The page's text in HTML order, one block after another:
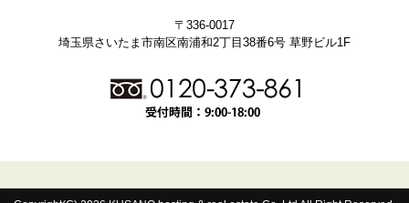
〒336-0017
埼玉県さいたま市南区南浦和2丁目38番6号 草野ビル1F